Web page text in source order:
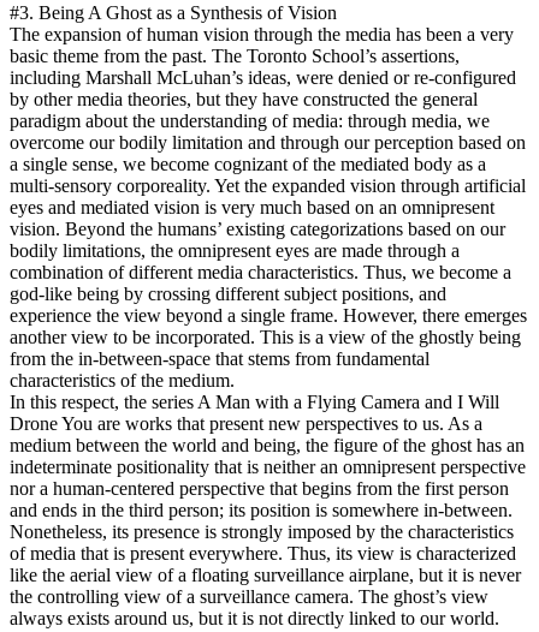
#3. Being A Ghost as a Synthesis of Vision
The expansion of human vision through the media has been a very
basic theme from the past. The Toronto School’s assertions,
including Marshall McLuhan’s ideas, were denied or re-configured
by other media theories, but they have constructed the general
paradigm about the understanding of media: through media, we
overcome our bodily limitation and through our perception based on
a single sense, we become cognizant of the mediated body as a
multi-sensory corporeality. Yet the expanded vision through artificial
eyes and mediated vision is very much based on an omnipresent
vision. Beyond the humans’ existing categorizations based on our
bodily limitations, the omnipresent eyes are made through a
combination of different media characteristics. Thus, we become a
god-like being by crossing different subject positions, and
experience the view beyond a single frame. However, there emerges
another view to be incorporated. This is a view of the ghostly being
from the in-between-space that stems from fundamental
characteristics of the medium.
In this respect, the series A Man with a Flying Camera and I Will
Drone You are works that present new perspectives to us. As a
medium between the world and being, the figure of the ghost has an
indeterminate positionality that is neither an omnipresent perspective
nor a human-centered perspective that begins from the first person
and ends in the third person; its position is somewhere in-between.
Nonetheless, its presence is strongly imposed by the characteristics
of media that is present everywhere. Thus, its view is characterized
like the aerial view of a floating surveillance airplane, but it is never
the controlling view of a surveillance camera. The ghost’s view
always exists around us, but it is not directly linked to our world.